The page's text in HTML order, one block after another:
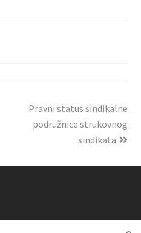
Pravni status sindikalne
podružnice strukovnog
sindikata